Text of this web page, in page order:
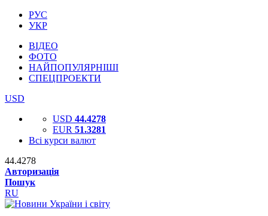
РУС
УКР
ВІДЕО
ФОТО
НАЙПОПУЛЯРНІШІ
СПЕЦПРОЕКТИ
USD
USD 44.4278
EUR 51.3281
Всі курси валют
44.4278
Авторизація
Пошук
RU